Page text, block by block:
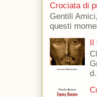
Crociata di
Gentili
questi